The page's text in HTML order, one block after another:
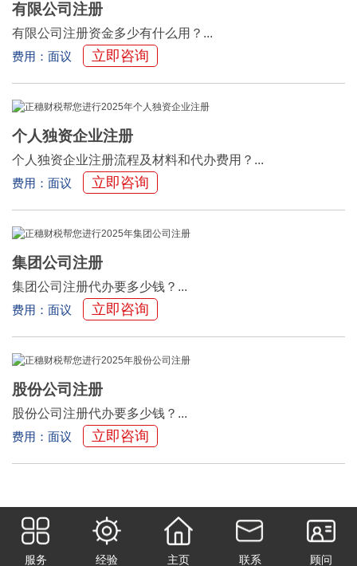
有限公司注册
有限公司注册资金多少有什么用？...
费用：面议
立即咨询
个人独资企业注册
个人独资企业注册流程及材料和代办费用？...
费用：面议
立即咨询
集团公司注册
集团公司注册代办要多少钱？...
费用：面议
立即咨询
股份公司注册
股份公司注册代办要多少钱？...
费用：面议
立即咨询
1 4 下一页
服务 经验 主页 联系 顾问